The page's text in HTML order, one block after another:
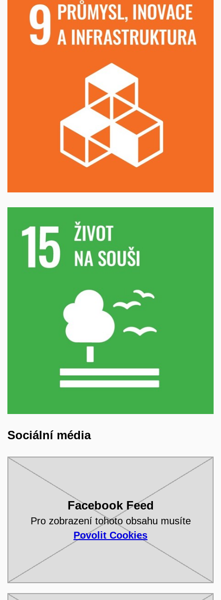
Sociální média
Facebook Feed
Pro zobrazení tohoto obsahu musíte
Povolit Cookies